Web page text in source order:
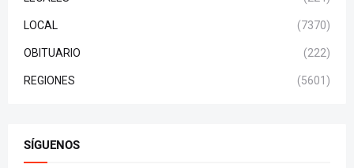
LOCAL (7370)
OBITUARIO (222)
REGIONES (5601)
SÍGUENOS